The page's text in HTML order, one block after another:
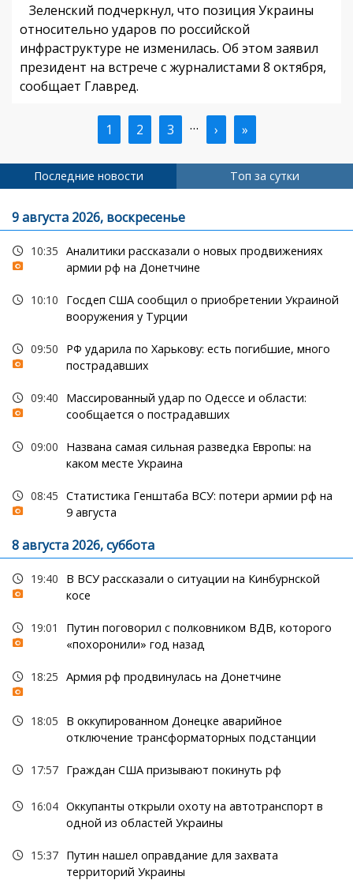
Зеленский подчеркнул, что позиция Украины
относительно ударов по российской
инфраструктуре не изменилась. Об этом заявил
президент на встрече с журналистами 8 октября,
сообщает Главред.
Текущая
страница
1 Страница
2 Страница
3 … Следующая
страница
› Последняя
страница
»
Последние новости Топ за сутки
9 августа 2026, воскресенье
10:35 Аналитики рассказали о новых продвижениях
армии рф на Донетчине
10:10
Госдеп США сообщил о приобретении Украиной
вооружения у Турции
09:50
РФ ударила по Харькову: есть погибшие, много
пострадавших
09:40
Массированный удар по Одессе и области:
сообщается о пострадавших
09:00
Названа самая сильная разведка Европы: на
каком месте Украина
08:45 Статистика Генштаба ВСУ: потери армии рф на
9 августа
8 августа 2026, суббота
19:40
В ВСУ рассказали о ситуации на Кинбурнской
косе
19:01
Путин поговорил с полковником ВДВ, которого
«похоронили» год назад
18:25 Армия рф продвинулась на Донетчине
18:05
В оккупированном Донецке аварийное
отключение трансформаторных подстанции
17:57 Граждан США призывают покинуть рф
16:04 Оккупанты открыли охоту на автотранспорт в
одной из областей Украины
15:37 Путин нашел оправдание для захвата
территорий Украины